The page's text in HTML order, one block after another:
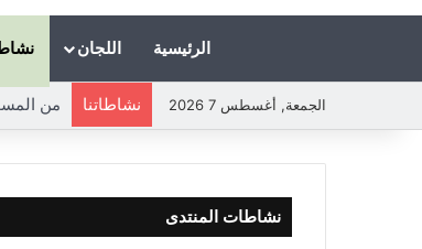
الرئيسية اللجان
الجمعة, أغسطس 7 2026 نشاطاتنا من
نشاطات المنتدى